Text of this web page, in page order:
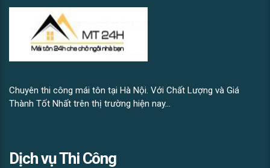
Chuyên thi công mái tôn tại Hà Nội. Với Chất Lượng và Giá
Thành Tốt Nhất trên thị trường hiện nay...
Dịch vụ Thi Công